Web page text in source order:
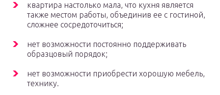
квартира настолько мала, что кухня является
также местом работы, объединив ее с гостиной,
сложнее сосредоточиться;
нет возможности постоянно поддерживать
образцовый порядок;
нет возможности приобрести хорошую мебель,
технику.